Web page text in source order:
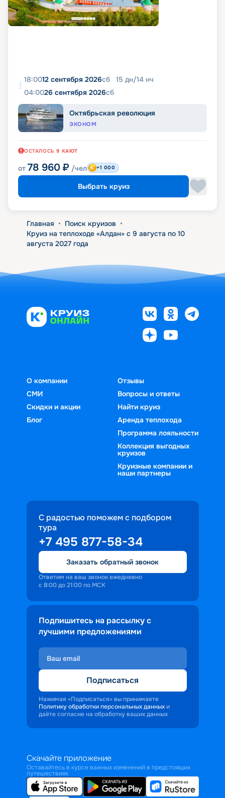
18:0012 сентября 2026сб 15 дн/14 нч
04:0026 сентября 2026сб
Октябрьская революция
ЭКОНОМ
ОСТАЛОСЬ 9 КАЮТ
от 78 960 ₽ /чел +1 000
Выбрать круиз
Главная • Поиск круизов •
Круиз на теплоходе «Алдан» с 9 августа по 10
августа 2027 года
О компании
СМИ
Скидки и акции
Блог
Отзывы
Вопросы и ответы
Найти круиз
Аренда теплохода
Программа лояльности
Коллекция выгодных
круизов
Круизные компании и
наши партнеры
С радостью поможем с подбором
тура
+7 495 877-58-34
Заказать обратный звонок
Ответим на ваш звонок ежедневно
с 8:00 до 21:00 по МСК
Подпишитесь на рассылку с
лучшими предложениями
Подписаться
Нажимая «Подписаться» вы принимаете
Политику обработки персональных данных и
даёте согласие на обработку ваших данных
Скачайте приложение
Оставайтесь в курсе важных изменений в предстоящих
путешествиях